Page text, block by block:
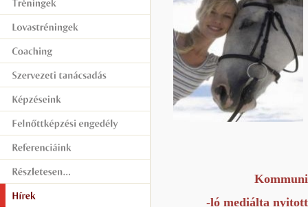
-ló mediálta